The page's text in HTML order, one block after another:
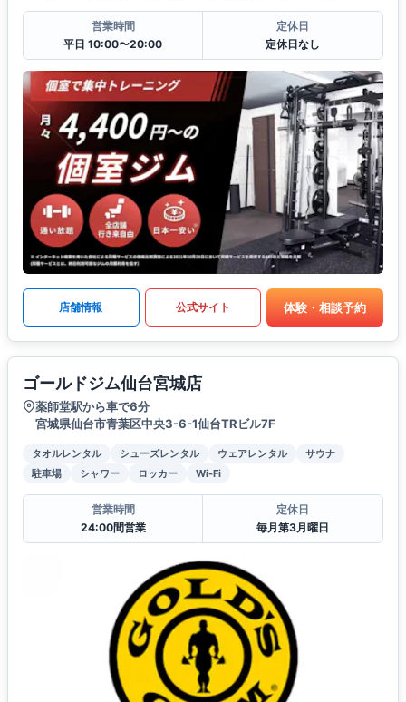
営業時間
平日 10:00〜20:00
定休日
定休日なし
店舗情報 公式サイト 体験・相談予約
ゴールドジム仙台宮城店
薬師堂駅から車で6分
宮城県仙台市青葉区中央3-6-1仙台TRビル7F
タオルレンタル シューズレンタル ウェアレンタル
サウナ
駐車場
シャワー ロッカー Wi-Fi
営業時間
24:00間営業
定休日
毎月第3月曜日